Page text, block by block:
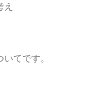
てです。